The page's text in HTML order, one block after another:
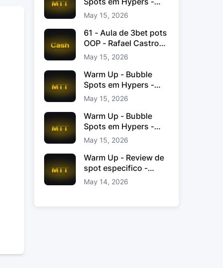
João “JoaoChef“
Branco
May 15, 2026
61 - Aula de 3bet pots
OOP - Rafael Castro
Jacinto
May 15, 2026
Warm Up - Bubble
Spots em Hypers -
João “JoaoChef“
Branco
May 15, 2026
Warm Up - Bubble
Spots em Hypers -
João JoaoChef
Branco
May 15, 2026
Warm Up - Review de
spot especifico -
xinas85
May 14, 2026